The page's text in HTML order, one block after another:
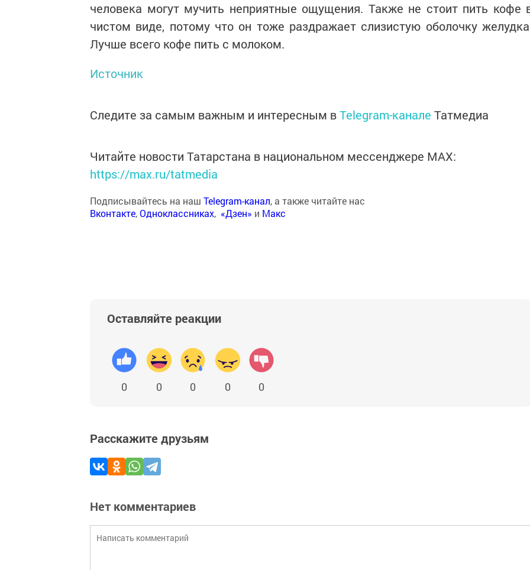
человека могут мучить неприятные ощущения. Также не стоит пить кофе
чистом виде, потому что он тоже раздражает слизистую оболочку
Лучше всего кофе пить с молоком.
Источник
Следите за самым важным и интересным вTelegram-канале Татмедиа
Читайте новости Татарстана в национальном мессенджере MАХ:
https://max.ru/tatmedia
Подписывайтесь на наш Telegram-канал, а также читайте нас
Вконтакте,Одноклассниках, «Дзен» и Макс
Оставляйте реакции
0 0 0 0 0
Расскажите друзьям
Нет комментариев